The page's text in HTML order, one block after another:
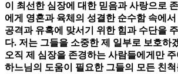
이 최선한 심장에 대한 믿음과 사랑으로
에게 영혼과 육체의 성결한 순수함 속에
공격과 유혹에 맞서기 위한 힘과 수단을
다. 저는 그들을 소중한 제 일부로 보호하
오직 제 심장을 존경하는 사람들에게만
하느님의 도움이 필요한 그들의 모든 친